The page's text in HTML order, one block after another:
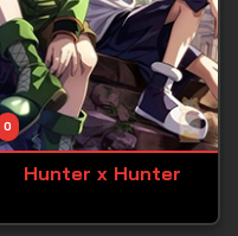
0
Hunter x Hunter